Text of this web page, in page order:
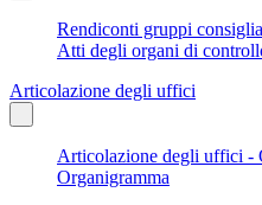
Rendiconti gruppi
Atti degli organi di
Articolazione degli uffici
Articolazione degli uffici -
Organigramma